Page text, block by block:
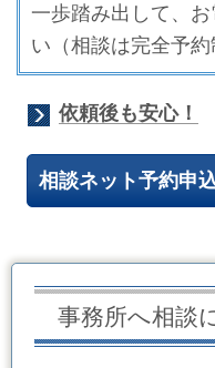
一歩踏み出して、
い（相談は完全予約
依頼後も安心！
相談ネット予約申
事務所へ相談